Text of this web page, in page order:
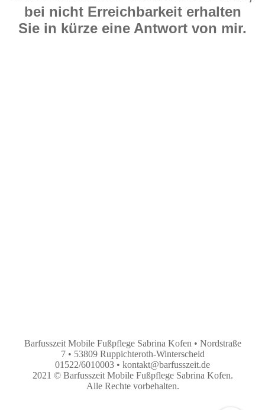
bei nicht Erreichbarkeit erhalten
Sie in kürze eine Antwort von mir.
Barfusszeit Mobile Fußpflege Sabrina Kofen • Nordstraße
7 • 53809 Ruppichteroth-Winterscheid
01522/6010003 • kontakt@barfusszeit.de
2021 © Barfusszeit Mobile Fußpflege Sabrina Kofen.
Alle Rechte vorbehalten.